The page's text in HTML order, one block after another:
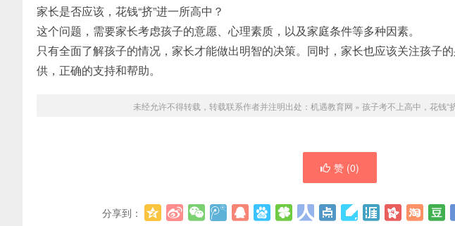
家长是否应该，花钱“挤”进一所高中？
这个问题，需要家长考虑孩子的意愿、心理素质，以及家庭条件等多种因素。
只有全面了解孩子的情况，家长才能做出明智的决策。同时，家长也应该关注孩子
供，正确的支持和帮助。
未经允许不得转载，转载联系作者并注明出处： 机遇教育网 » 孩子考不上高中，花钱“
赞 (0)
分享到：